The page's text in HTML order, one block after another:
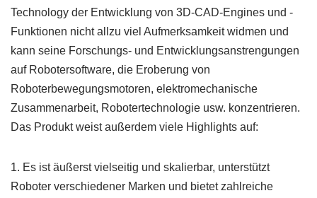
Technology der Entwicklung von 3D-CAD-Engines und -
Funktionen nicht allzu viel Aufmerksamkeit widmen und
kann seine Forschungs- und Entwicklungsanstrengungen
auf Robotersoftware, die Eroberung von
Roboterbewegungsmotoren, elektromechanische
Zusammenarbeit, Robotertechnologie usw. konzentrieren.
Das Produkt weist außerdem viele Highlights auf:
1. Es ist äußerst vielseitig und skalierbar, unterstützt
Roboter verschiedener Marken und bietet zahlreiche